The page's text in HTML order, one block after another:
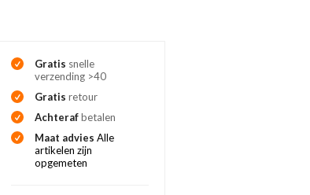
Gratis snelle
verzending >40
Gratis retour
Achterafbetalen
Maat adviesAlle
artikelen zijn
opgemeten